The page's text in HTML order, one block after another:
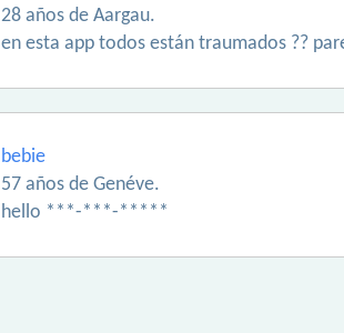
28 años de Aargau.
en esta app todos están traumados ??
bebie
57 años de Genéve.
hello ***-***-*****